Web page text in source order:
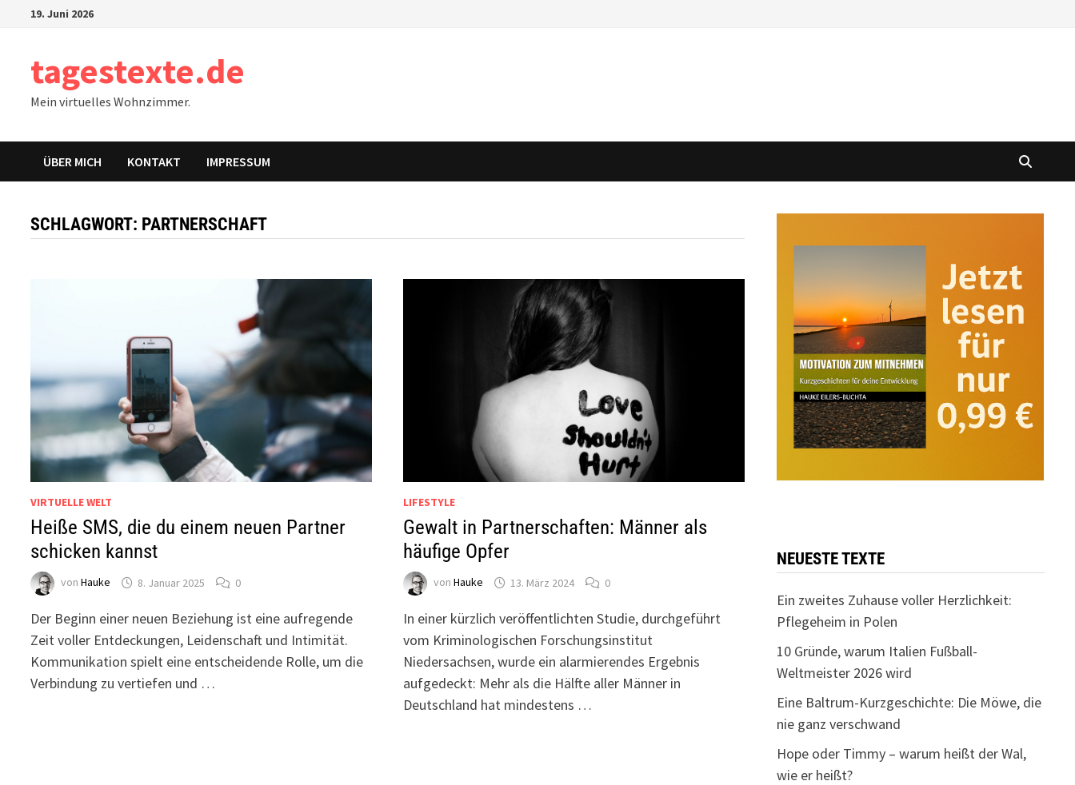
19. Juni 2026
tagestexte.de
Mein virtuelles Wohnzimmer.
ÜBER MICH KONTAKT IMPRESSUM
SCHLAGWORT: PARTNERSCHAFT
VIRTUELLE WELT
Heiße SMS, die du einem neuen Partner
schicken kannst
vonHauke 8. Januar 2025 0
Der Beginn einer neuen Beziehung ist eine aufregende
Zeit voller Entdeckungen, Leidenschaft und Intimität.
Kommunikation spielt eine entscheidende Rolle, um die
Verbindung zu vertiefen und …
LIFESTYLE
Gewalt in Partnerschaften: Männer als
häufige Opfer
von Hauke 13. März 2024 0
In einer kürzlich veröffentlichten Studie, durchgeführt
vom Kriminologischen Forschungsinstitut
Niedersachsen, wurde ein alarmierendes Ergebnis
aufgedeckt: Mehr als die Hälfte aller Männer in
Deutschland hat mindestens …
NEUESTE TEXTE
Ein zweites Zuhause voller Herzlichkeit:
Pflegeheim in Polen
10 Gründe, warum Italien Fußball-
Weltmeister 2026 wird
Eine Baltrum-Kurzgeschichte: Die Möwe, die
nie ganz verschwand
Hope oder Timmy – warum heißt der Wal,
wie er heißt?